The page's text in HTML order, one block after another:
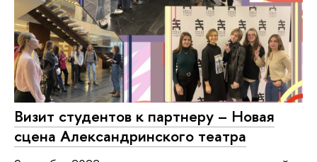
Визит студентов к партнеру – Новая
сцена Александринского театра